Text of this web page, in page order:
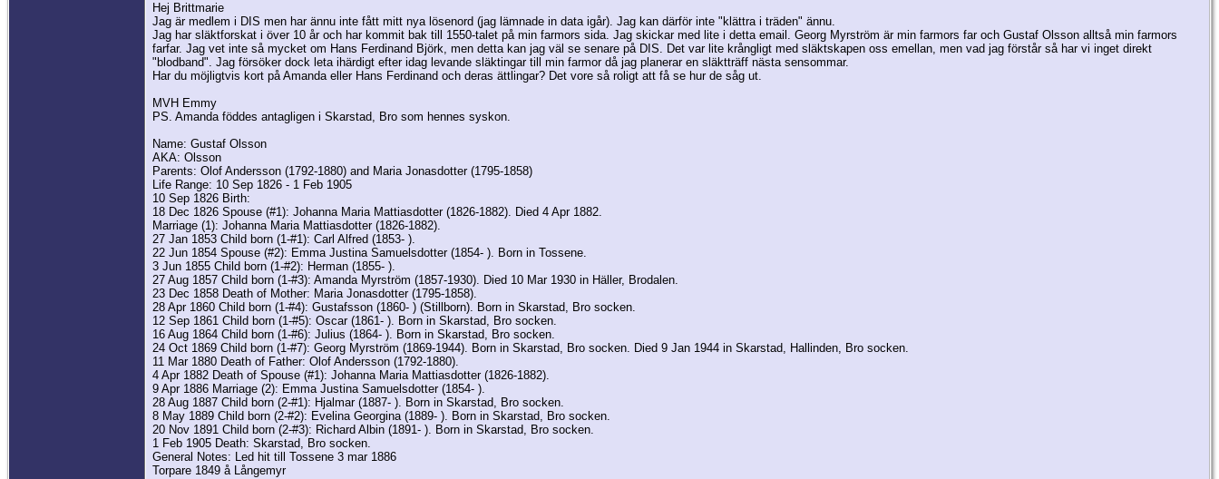
Hej Brittmarie
Jag är medlem i DIS men har ännu inte fått mitt nya lösenord (jag lämnade in data igår). Jag kan därför inte "klättra i träden" ännu.
Jag har släktforskat i över 10 år och har kommit bak till 1550-talet på min farmors sida. Jag skickar med lite i detta email. Georg Myrström är min farmors far och Gustaf Olsson alltså min farmors
farfar. Jag vet inte så mycket om Hans Ferdinand Björk, men detta kan jag väl se senare på DIS. Det var lite krångligt med släktskapen oss emellan, men vad jag förstår så har vi inget direkt
"blodband". Jag försöker dock leta ihärdigt efter idag levande släktingar till min farmor då jag planerar en släktträff nästa sensommar.
Har du möjligtvis kort på Amanda eller Hans Ferdinand och deras ättlingar? Det vore så roligt att få se hur de såg ut.
MVH Emmy
PS. Amanda föddes antagligen i Skarstad, Bro som hennes syskon.
Name: Gustaf Olsson
AKA: Olsson
Parents: Olof Andersson (1792-1880) and Maria Jonasdotter (1795-1858)
Life Range: 10 Sep 1826 - 1 Feb 1905
10 Sep 1826 Birth:
18 Dec 1826 Spouse (#1): Johanna Maria Mattiasdotter (1826-1882). Died 4 Apr 1882.
Marriage (1): Johanna Maria Mattiasdotter (1826-1882).
27 Jan 1853 Child born (1-#1): Carl Alfred (1853- ).
22 Jun 1854 Spouse (#2): Emma Justina Samuelsdotter (1854- ). Born in Tossene.
3 Jun 1855 Child born (1-#2): Herman (1855- ).
27 Aug 1857 Child born (1-#3): Amanda Myrström (1857-1930). Died 10 Mar 1930 in Häller, Brodalen.
23 Dec 1858 Death of Mother: Maria Jonasdotter (1795-1858).
28 Apr 1860 Child born (1-#4): Gustafsson (1860- ) (Stillborn). Born in Skarstad, Bro socken.
12 Sep 1861 Child born (1-#5): Oscar (1861- ). Born in Skarstad, Bro socken.
16 Aug 1864 Child born (1-#6): Julius (1864- ). Born in Skarstad, Bro socken.
24 Oct 1869 Child born (1-#7): Georg Myrström (1869-1944). Born in Skarstad, Bro socken. Died 9 Jan 1944 in Skarstad, Hallinden, Bro socken.
11 Mar 1880 Death of Father: Olof Andersson (1792-1880).
4 Apr 1882 Death of Spouse (#1): Johanna Maria Mattiasdotter (1826-1882).
9 Apr 1886 Marriage (2): Emma Justina Samuelsdotter (1854- ).
28 Aug 1887 Child born (2-#1): Hjalmar (1887- ). Born in Skarstad, Bro socken.
8 May 1889 Child born (2-#2): Evelina Georgina (1889- ). Born in Skarstad, Bro socken.
20 Nov 1891 Child born (2-#3): Richard Albin (1891- ). Born in Skarstad, Bro socken.
1 Feb 1905 Death: Skarstad, Bro socken.
General Notes: Led hit till Tossene 3 mar 1886
Torpare 1849 å Långemyr